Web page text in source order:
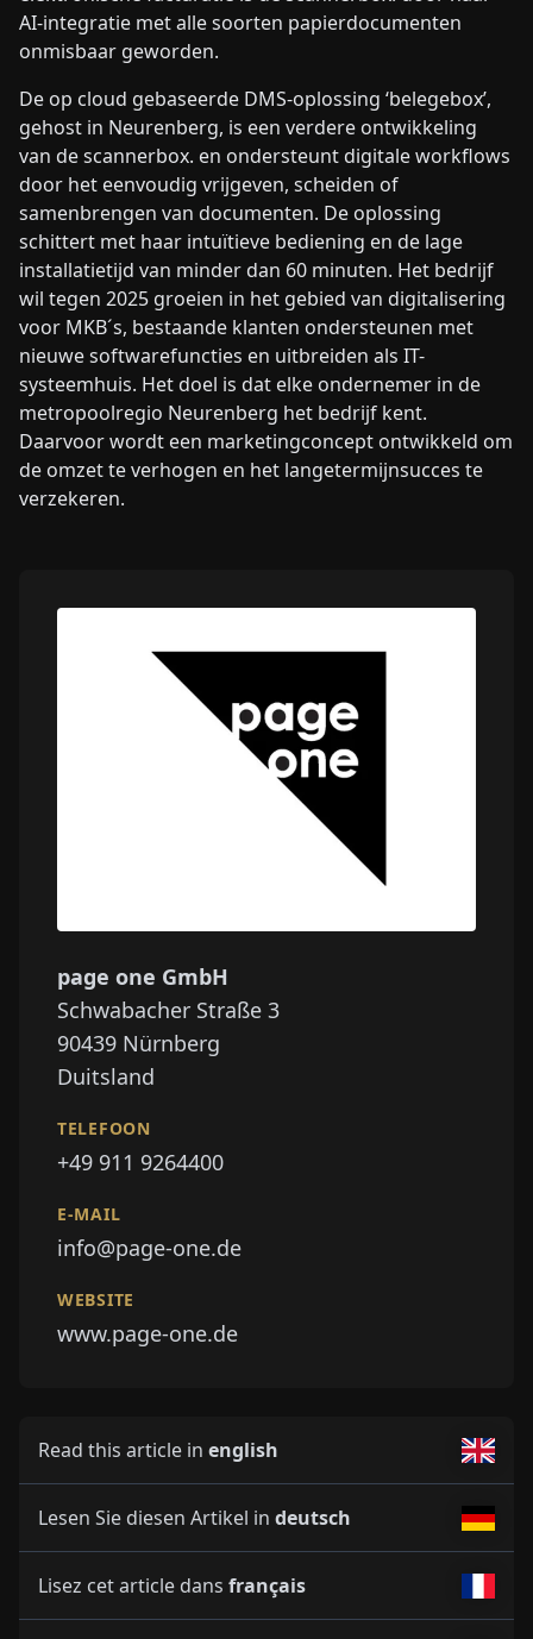
AI-integratie met alle soorten papierdocumenten
onmisbaar geworden.
De op cloud gebaseerde DMS-oplossing ‘belegebox’,
gehost in Neurenberg, is een verdere ontwikkeling
van de scannerbox. en ondersteunt digitale workflows
door het eenvoudig vrijgeven, scheiden of
samenbrengen van documenten. De oplossing
schittert met haar intuïtieve bediening en de lage
installatietijd van minder dan 60 minuten. Het bedrijf
wil tegen 2025 groeien in het gebied van digitalisering
voor MKB´s, bestaande klanten ondersteunen met
nieuwe softwarefuncties en uitbreiden als IT-
systeemhuis. Het doel is dat elke ondernemer in de
metropoolregio Neurenberg het bedrijf kent.
Daarvoor wordt een marketingconcept ontwikkeld om
de omzet te verhogen en het langetermijnsucces te
verzekeren.
page one GmbH
Schwabacher Straße 3
90439 Nürnberg
Duitsland
TELEFOON
+49 911 9264400
E-MAIL
info@page-one.de
WEBSITE
www.page-one.de
Read this article in english
Lesen Sie diesen Artikel in deutsch
Lisez cet article dans français